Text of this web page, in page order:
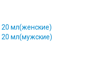
мл(женские)
мл(мужские)